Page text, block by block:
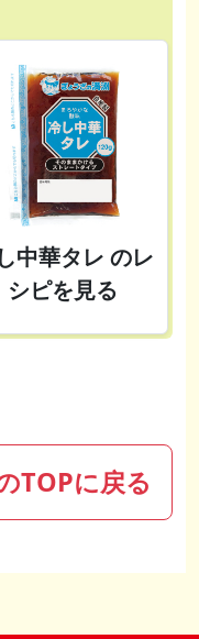
中華タレ のレ
シピを見る
TOPに戻る